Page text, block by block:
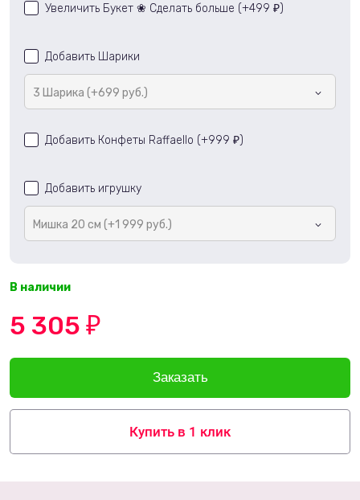
Увеличить Букет ❀ Сделать больше (+499 ₽ )
Добавить Шарики
3 Шарика (+699 руб.)
Добавить Конфеты Raffaello (+999 ₽ )
Добавить игрушку
Мишка 20 см (+1 999 руб.)
В наличии
5 305 ₽
Купить в 1 клик